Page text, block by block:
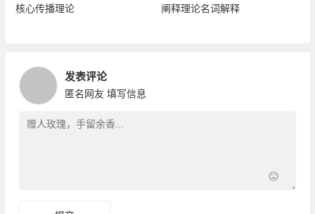
核心传播理论 阐释理论名词解释
发表评论
匿名网友 填写信息